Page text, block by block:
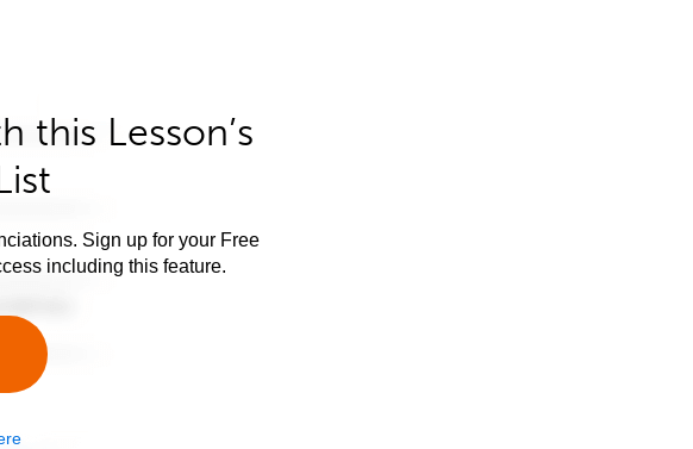
this Lesson’s
Sign up for your Free
including this feature.